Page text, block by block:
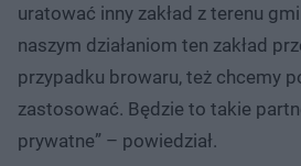
uratować inny zakład z terenu
naszym działaniom ten zakład
przypadku browaru, też chcemy
zastosować. Będzie to takie
prywatne” – powiedział.